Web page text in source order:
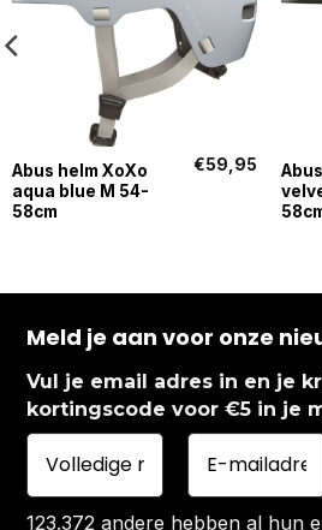
Abus helm XoXo
aqua blue M 54-
58cm
€59,95
Meld je aan voor onze
Vul je email adres in en je
kortingscode voor €5 in je
123.372 andere hebben al hun